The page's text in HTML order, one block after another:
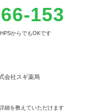
153
からでもOKです
会社スギ薬局
細を教えていただけます